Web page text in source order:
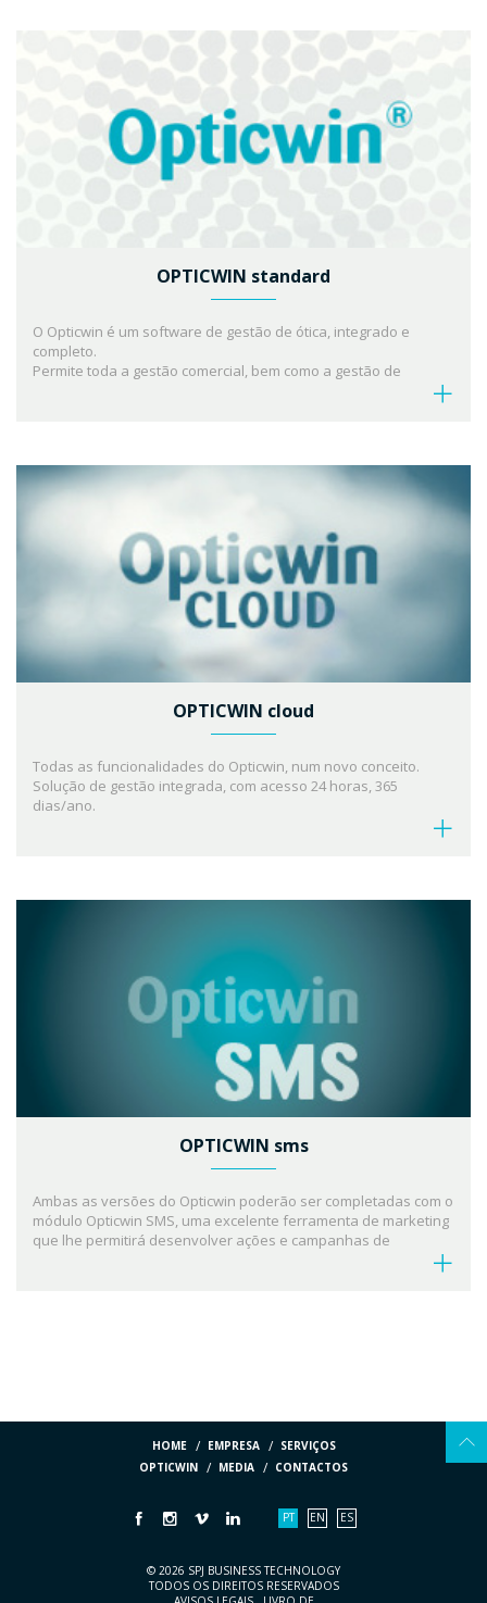
OPTICWIN standard
O Opticwin é um software de gestão de ótica, integrado e
completo.
Permite toda a gestão comercial, bem como a gestão de
parceiro ideal, quer tenha uma ou várias lojas.
Licença de utilização perpétua/loja
Consulte a área de informações e saiba mais sobre o seu
software de gestão de Ópticas.
OPTICWIN cloud
Todas as funcionalidades do Opticwin, num novo conceito.
Solução de gestão integrada, com acesso 24 horas, 365
dias/ano.
Garante total segurança e confidencialidade de dados.
OPTICWIN sms
Ambas as versões do Opticwin poderão ser completadas com o
módulo Opticwin SMS, uma excelente ferramenta de marketing
que lhe permitirá desenvolver ações e campanhas de
HOME EMPRESA
SERVIÇOS
OPTICWIN
MEDIA CONTACTOS
PT EN ES
© 2026 SPJ BUSINESS TECHNOLOGY
TODOS OS DIREITOS RESERVADOS